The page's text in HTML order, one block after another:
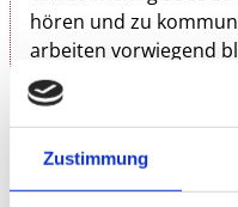
Zustimmung
hören und zu
arbeiten vor­wiegend
Menschen. Eine
Art, verbunden mit
Sehende insgesamt
des „Blickwinkels“!